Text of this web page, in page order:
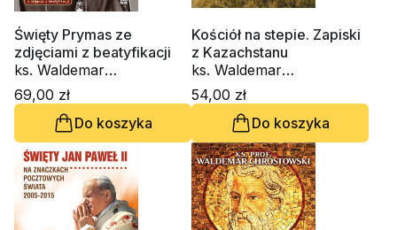
Święty Prymas ze
zdjęciami z beatyfikacji
ks. Waldemar
Chrostowski, św. Jan
Paweł II - Karol Wojtyła,
Adam Bujak
69,00 zł
Do koszyka
Kościół na stepie. Zapiski
z Kazachstanu
ks. Waldemar
Chrostowski
54,00 zł
Do koszyka